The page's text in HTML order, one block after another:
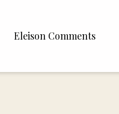
Eleison Comments